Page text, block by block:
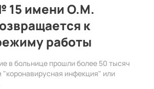
15 имени О.М.
к
работы
в больнице прошли более 50 тысяч
"коронавирусная инфекция" или